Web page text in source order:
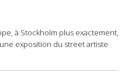
à Stockholm plus exactement,
exposition du street artiste